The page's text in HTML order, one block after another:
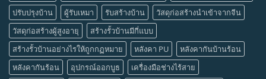
ปรับปรุงบ้าน
ผู้รับเหมา รับสร้างบ้าน
วัสดุก่อสร้างนำเข้าจากจีน
วัสดุก่อสร้างผู้สูงอายุ
สร้างรั้วบ้านมีกี่แบบ
สร้างรั้วบ้านอย่างไรให้ถูกกฏหมาย
หลังคา PU
หลังคากันบ้านร้อน
หลังคากันร้อน
อุปกรณ์ออกบูธ
เครื่องมือช่างไร้สาย